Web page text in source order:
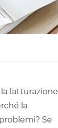
fatturazione
la
Se